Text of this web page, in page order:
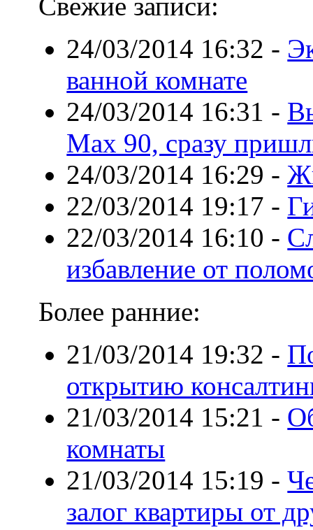
24/03/2014 16:32 -
ванной комнате
24/03/2014 16:31 -
Max 90, сразу
24/03/2014 16:29 -
22/03/2014 19:17 -
22/03/2014 16:10 -
избавление от
Более ранние:
21/03/2014 19:32 -
открытию
21/03/2014 15:21 -
комнаты
21/03/2014 15:19 -
залог квартиры от